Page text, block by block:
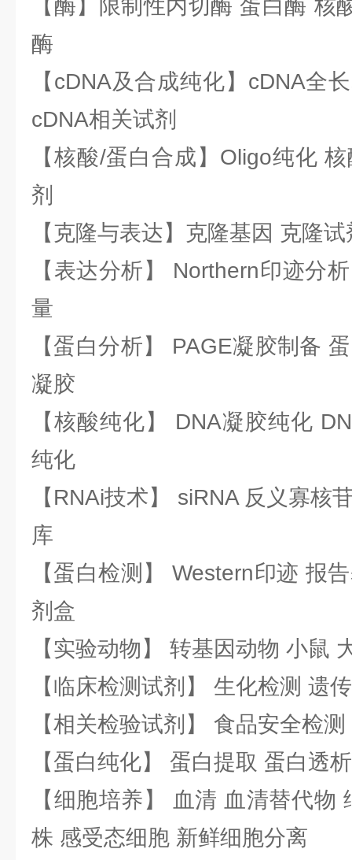
【酶】限制性内切酶 蛋白酶 核
酶
【cDNA及合成纯化】cDNA全
cDNA相关试剂
【核酸/蛋白合成】Oligo纯化
剂
【克隆与表达】克隆基因 克隆
【表达分析】 Northern印迹分
量
【蛋白分析】 PAGE凝胶制备
凝胶
【核酸纯化】 DNA凝胶纯化
纯化
【RNAi技术】 siRNA 反义寡核
库
【蛋白检测】 Western印迹 报
剂盒
【实验动物】 转基因动物 小鼠
【临床检测试剂】 生化检测 遗
【相关检验试剂】 食品安全检
【蛋白纯化】 蛋白提取 蛋白透
【细胞培养】 血清 血清替代物
株 感受态细胞 新鲜细胞分离